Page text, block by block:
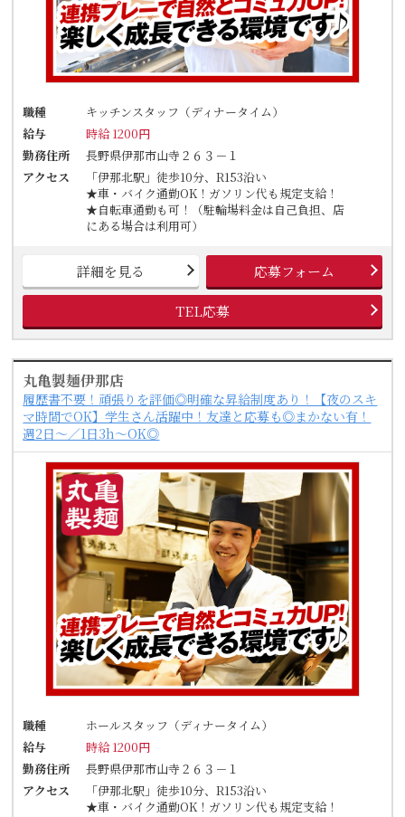
職種
キッチンスタッフ（ディナータイム）
給与
時給 1200円
勤務住所
長野県伊那市山寺２６３－１
アクセス
「伊那北駅」徒歩10分、R153沿い
★車・バイク通勤OK！ガソリン代も規定支給！
★自転車通勤も可！（駐輪場料金は自己負担、店
にある場合は利用可）
詳細を見る 応募フォーム
TEL応募
丸亀製麺伊那店
履歴書不要！頑張りを評価◎明確な昇給制度あり！【夜のスキ
マ時間でOK】学生さん活躍中！友達と応募も◎まかない有！
週2日～／1日3h～OK◎
職種
ホールスタッフ（ディナータイム）
給与
時給 1200円
勤務住所
長野県伊那市山寺２６３－１
アクセス
「伊那北駅」徒歩10分、R153沿い
★車・バイク通勤OK！ガソリン代も規定支給！